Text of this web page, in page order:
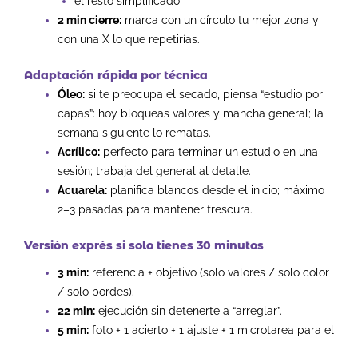
2 min cierre: marca con un círculo tu mejor zona y
con una X lo que repetirías.
Adaptación rápida por técnica
Óleo: si te preocupa el secado, piensa “estudio por
capas”: hoy bloqueas valores y mancha general; la
semana siguiente lo rematas.
Acrílico: perfecto para terminar un estudio en una
sesión; trabaja del general al detalle.
Acuarela: planifica blancos desde el inicio; máximo
2–3 pasadas para mantener frescura.
Versión exprés si solo tienes 30 minutos
3 min: referencia + objetivo (solo valores / solo color
/ solo bordes).
22 min: ejecución sin detenerte a “arreglar”.
5 min: foto + 1 acierto + 1 ajuste + 1 microtarea para el